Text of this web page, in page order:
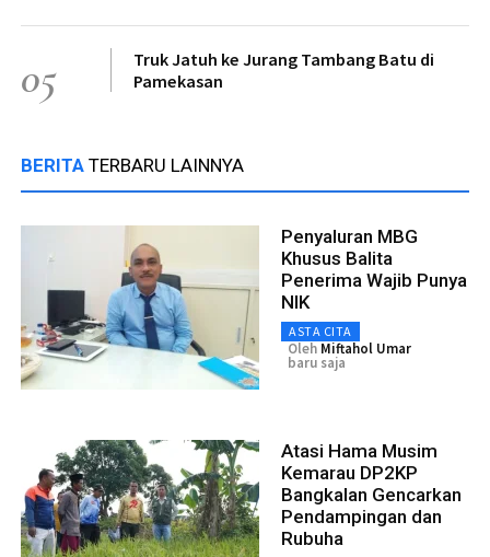
05
Truk Jatuh ke Jurang Tambang Batu di
Pamekasan
BERITA TERBARU LAINNYA
Penyaluran MBG
Khusus Balita
Penerima Wajib Punya
NIK
ASTA CITA
Oleh Miftahol Umar
baru saja
Atasi Hama Musim
Kemarau DP2KP
Bangkalan Gencarkan
Pendampingan dan
Rubuha